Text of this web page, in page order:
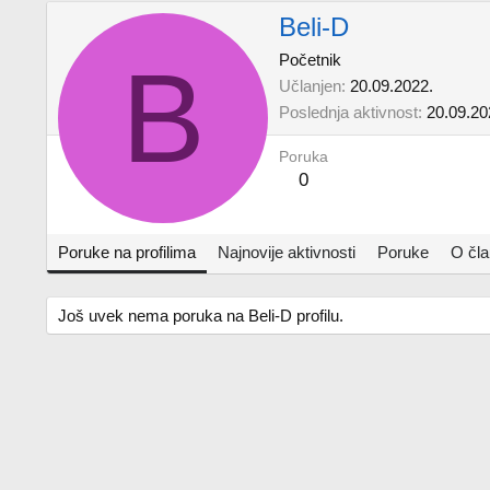
B
Beli-D
Početnik
Učlanjen 20.09.2022.
Poslednja aktivnost
Poruka
0
Poruke na profilima Najnovije aktivnosti Poruke O
Još uvek nema poruka na Beli-D profilu.